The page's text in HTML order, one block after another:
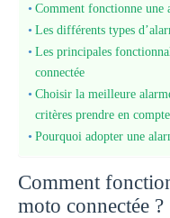
Comment fonctionne une
Les différents types
Les principales
connectée
Choisir la meilleure
critères prendre en
Pourquoi adopter une
Comment
moto connectée ?